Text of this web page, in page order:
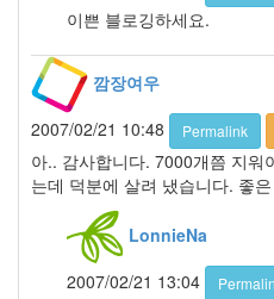
이쁜 블로깅하세요.
깜장여우
2007/02/21 10:48
Permalink
아.. 감사합니다. 7000개쯤 지워
는데 덕분에 살려 냈습니다. 좋
LonnieNa
2007/02/21 13:04
3
2005
년
10
월
5
2005